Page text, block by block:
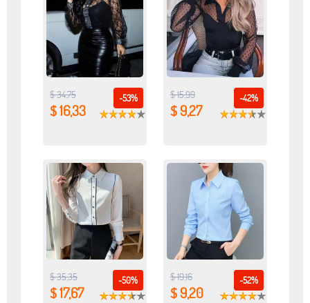
-53%
$ 34,75
$ 16,33
-42%
$ 15,99
$ 9,27
-50%
$ 35,35
$ 17,67
-52%
$ 19,16
$ 9,20